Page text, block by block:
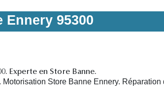
Ennery 95300
Experte en Store Banne.
Store Banne Ennery. Réparation